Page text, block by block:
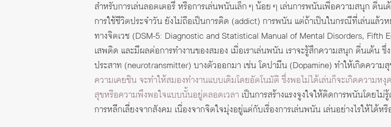
สำหรับการเล่นลอตเตอรี่ หรือการเล่นพนันเล็ก ๆ น้อย ๆ เล่นการพนันเพื่อความสนุก ตื่น
การใช้ชีวิตประจำวัน ยังไม่ถือเป็นการติด (addict) การพนัน แต่ถ้าเป็นในกรณีที่เล่นแล้
ทางจิตเวช (DSM-5: Diagnostic and Statistical Manual of Mental Disorders,
เสพติด และมีผลต่อการทำงานของสมอง เมื่อเราเล่นพนัน เราจะรู้สึกความสนุก ตื่นเต้น ซึ่
ประสาท (neurotransmitter) บางตัวออกมา เช่น โดปามีน (Dopamine) ทำให้เกิดความ
ความเคยชิน จะทำให้สมองทำงานแบบเดิมโดยอัตโนมัติ ซึ่งพอไม่ได้เล่นก็จะเกิดความหงุ
สุขหรือความพึงพอใจแบบนั้นอยู่ตลอดเวลา เป็นการสร้างแรงจูงใจให้ติดการพนันโดยไ
การหลีกเลี่ยงจากสังคม เนื่องจากจิตใจมุ่งอยู่แต่กับเรื่องการเล่นพนัน เล่นอย่างไรให้ได้ห